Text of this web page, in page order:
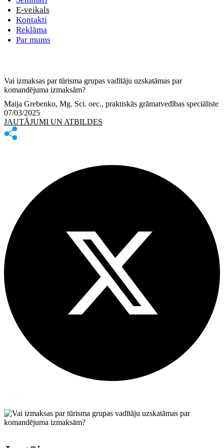
E-veikals
Kontakti
Reklāma
Par mums
Vai izmaksas par tūrisma grupas vadītāju uzskatāmas par
komandējuma izmaksām?
Maija Grebenko, Mg. Sci. oec., praktiskās grāmatvedības speciāliste
07/03/2025
JAUTĀJUMI UN ATBILDES